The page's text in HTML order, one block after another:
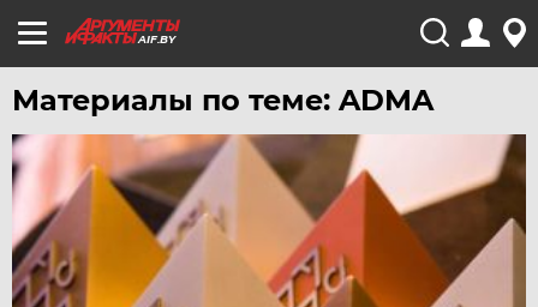
AIF.BY
Материалы по теме: ADMA